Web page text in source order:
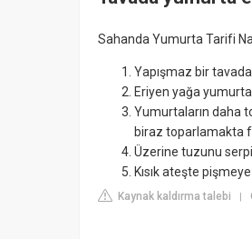
Sahanda Yumurta Tarifi
Yapışmaz bir tavada
Eriyen yağa
Yumurtaların daha
biraz toparlamakta
Üzerine tuzunu
Kısık ateşte pişmeye
Kaynak kaldırma talebi |